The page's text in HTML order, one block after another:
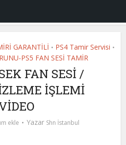
GARANTİLİ • PS4 Tamir Servisi •
PS5 FAN SESİ TAMİR
FAN SESİ /
İŞLEMİ
ekle Yazar Shn İstanbul